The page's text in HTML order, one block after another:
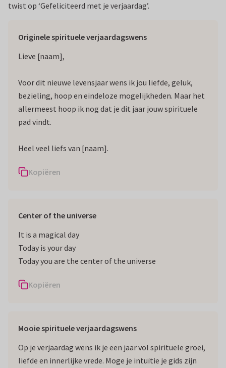
twist op ‘Gefeliciteerd met je verjaardag’.
Originele spirituele verjaardagswens
Lieve [naam],
Voor dit nieuwe levensjaar wens ik jou liefde, geluk,
bezieling, hoop en eindeloze mogelijkheden. Maar het
allermeest hoop ik nog dat je dit jaar jouw spirituele
pad vindt.
Heel veel liefs van [naam].
Kopiëren
Center of the universe
It is a magical day
Today is your day
Today you are the center of the universe
Kopiëren
Mooie spirituele verjaardagswens
Op je verjaardag wens ik je een jaar vol spirituele groei,
liefde en innerlijke vrede. Moge je intuïtie je gids zijn